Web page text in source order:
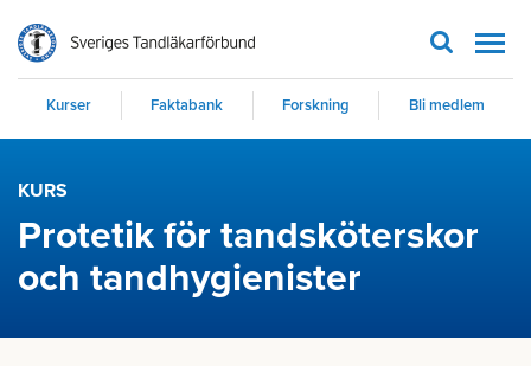
Kurser Faktabank Forskning Bli medlem
KURS
Protetik för tandsköterskor
och tandhygienister